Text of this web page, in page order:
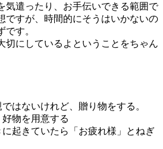
気遣ったり、お手伝いできる範囲で
ですが、時間的にそうはいかないの
す。
切にしているよということをちゃん
はないけれど、贈り物をする。
物を用意する
起きていたら「お疲れ様」とねぎ